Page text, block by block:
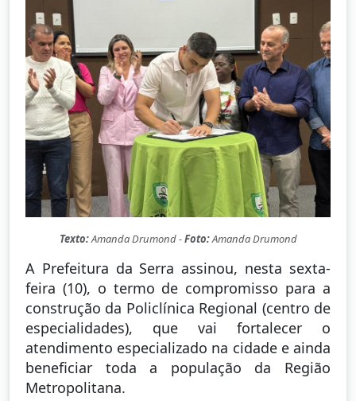
Texto:Amanda Drumond -Foto:Amanda Drumond
A Prefeitura da Serra assinou, nesta sexta-
feira (10), o termo de compromisso para a
construção da Policlínica Regional (centro de
especialidades), que vai fortalecer o
atendimento especializado na cidade e ainda
beneficiar toda a população da Região
Metropolitana.